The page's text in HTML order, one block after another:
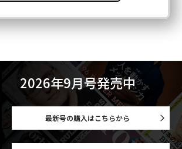
2026年9月号発売中
最新号の購入はこちらから